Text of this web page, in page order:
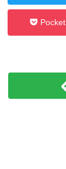
Pocket